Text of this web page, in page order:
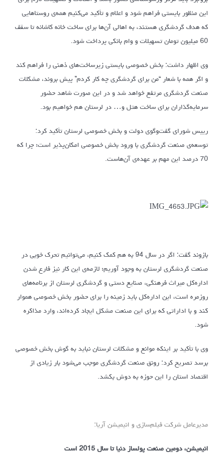
این منظور بایستی فراهم شود و اعلام و تأکید می‌کنیم همه‌ی روستاهایی
که هدف گردشگری هستند، به اهالی آن‌ها برای ساخت خانه کاشانه تا سقف
60 میلیون تومان تسهیلات و وام بانکی پرداخت شود.
وی اظهار داشت: بخش خصوصی بایستی زیرساخت‌های ذهنی را فراهم کند
و اگر همه با شعار “من برای گردشگری چه کار کردم” پیش بروند، مشکلات
صنعت گردشگری مرتفع خواهد شد و در این صورت شاهد حضور
سرمایه‌گذاران برای ساخت هتل و… در لرستان هم خواهیم بود.
رییس شورای گفت‌وگوی دولت و بخش خصوصی لرستان تأکید کرد:
توسعه‌ی صنعت گردشگری با ورود بخش خصوصی امکان‌پذیر است؛ چرا که
70 درصد این مهم بر عهده‌ی آن‌هاست.
بازوند گفت: اگر در سال 94 به هم کمک کنیم، می‌توانیم تحرک خوبی در
صنعت گردشگری لرستان به وجود آوریم؛ لازمه‌ی این کار نیز فارع شدن
اداره‌کل میراث فرهنگی، صنایع دستی و گردشگری لرستان از برنامه‌های
روزمره است، این اداره‌کل باید زمینه را برای حضور بخش خصوصی هموار
کند و با اداراتی که برای این صنعت مشکل ایجاد کرده‌اند، وارد مذاکره
شود.
وی با تأکید بر اینکه موانع و مشکلات لرستان نباید به گوش بخش خصوصی
برسد تصریح کرد: رونق صنعت گردشگری موجب می‌شود بار زیادی از
اقتصاد استان را این حوزه به دوش بکشد.
مدیرعامل شرکت فیلم‌سازی و انیمیشن آریا:
انیمیشن، دومین صنعت پولساز دنیا تا سال 2015 است